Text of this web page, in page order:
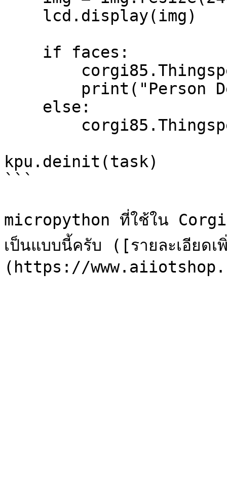
kpu.deinit(task)
```
micropython ที่ใช้ใน
เป็นแบบนี้ครับ ([รายละเอียด